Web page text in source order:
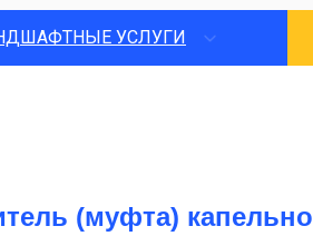
УСЛУГИ
(муфта)